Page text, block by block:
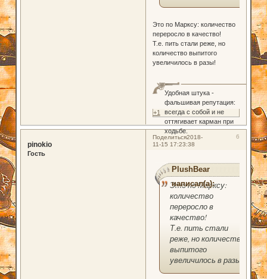
Это по Марксу: количество
переросло в качество!
Т.е. пить стали реже, но
количество выпитого
увеличилось в разы!
Удобная штука -
фальшивая репутация:
всегда с собой и не
оттягивает карман при
ходьбе.
+1
Поделиться 6
2018-
11-15 17:23:38
pinokio
Гость
PlushBear
написал(а):
Это по Марксу:
количество
переросло в
качество!
Т.е. пить стали
реже, но количество
выпитого
увеличилось в разы!